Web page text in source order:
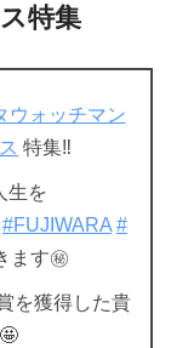
特集
ウォッチマン
特集‼️
生を
#FUJIWARA #
ます㊙️
を獲得した貴